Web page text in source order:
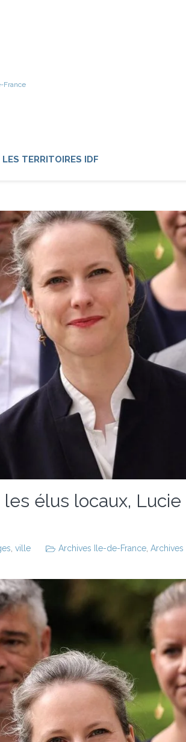
France
LES TERRITOIRES IDF
élus locaux,
, ville Archives Ile-de-France,